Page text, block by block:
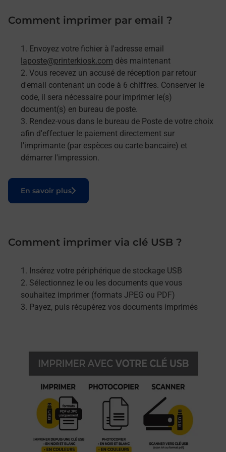
Comment imprimer par email ?
Envoyez votre fichier à l'adresse email
laposte@printerkiosk.com dès maintenant
Vous recevez un accusé de réception par retour
d'email contenant un code à 6 chiffres. Conserver le
code, il sera nécessaire pour imprimer le(s)
document(s) en bureau de poste.
Rendez-vous dans le bureau de Poste de votre choix
afin d'effectuer le paiement directement sur
l'imprimante (par espèces ou carte bancaire) et
démarrer l'impression.
En savoir plus
Le lien s'ouvre dans un nouvel onglet
Comment imprimer via clé USB ?
Insérez votre périphérique de stockage USB
Sélectionnez le ou les documents que vous
souhaitez imprimer (formats JPEG ou PDF)
Payez, puis récupérez vos documents imprimés